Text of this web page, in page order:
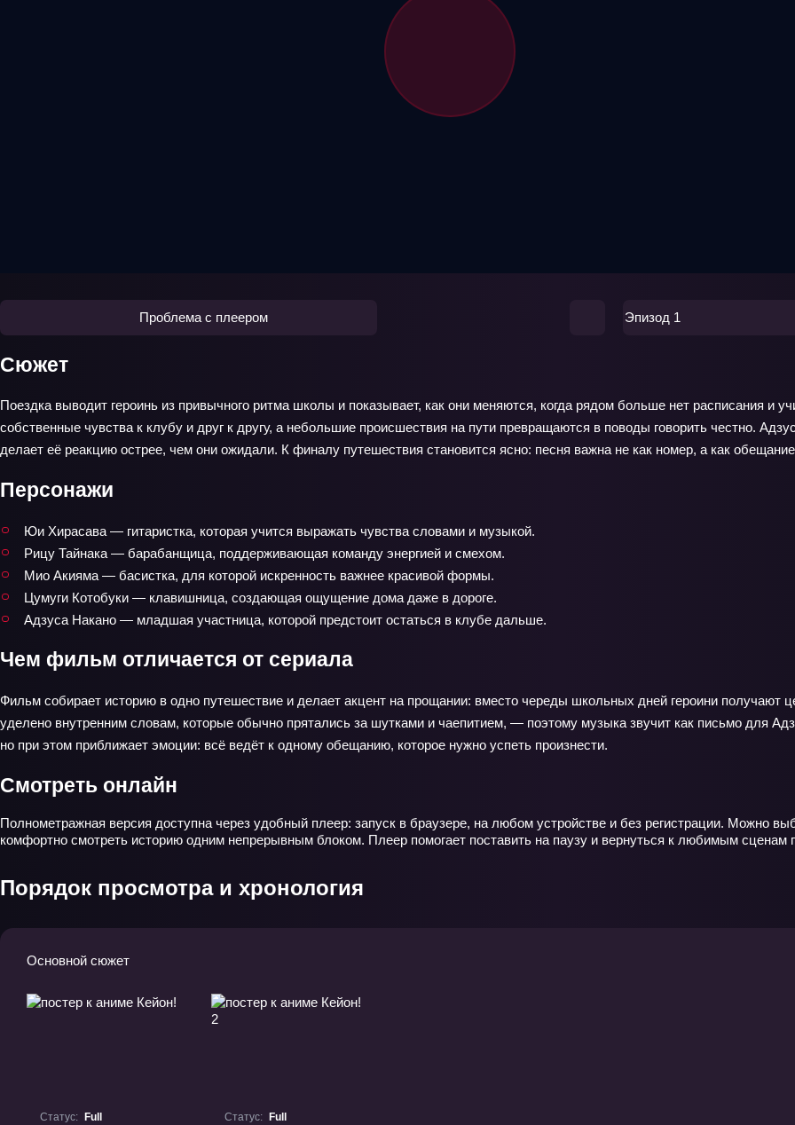
Проблема с плеером Эпизод 1
Сюжет
Поездка выводит героинь из привычного ритма школы и показывает, как они меняются, когда рядом больше нет расписания и
собственные чувства к клубу и друг к другу, а небольшие происшествия на пути превращаются в поводы говорить честно.
делает её реакцию острее, чем они ожидали. К финалу путешествия становится ясно: песня важна не как номер, а как
Персонажи
Юи Хирасава — гитаристка, которая учится выражать чувства словами и музыкой.
Рицу Тайнака — барабанщица, поддерживающая команду энергией и смехом.
Мио Акияма — басистка, для которой искренность важнее красивой формы.
Цумуги Котобуки — клавишница, создающая ощущение дома даже в дороге.
Адзуса Накано — младшая участница, которой предстоит остаться в клубе дальше.
Чем фильм отличается от сериала
Фильм собирает историю в одно путешествие и делает акцент на прощании: вместо череды школьных дней героини получают
уделено внутренним словам, которые обычно прятались за шутками и чаепитием, — поэтому музыка звучит как письмо для
но при этом приближает эмоции: всё ведёт к одному обещанию, которое нужно успеть произнести.
Смотреть онлайн
Полнометражная версия доступна через удобный плеер: запуск в браузере, на любом устройстве и без регистрации. Можно
комфортно смотреть историю одним непрерывным блоком. Плеер помогает поставить на паузу и вернуться к любимым сценам
Порядок просмотра и хронология
Основной сюжет
Статус:
Full
Статус:
Full